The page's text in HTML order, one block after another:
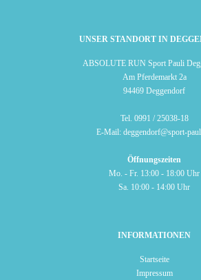
UNSER STANDORT IN
ABSOLUTE RUN Sport Pauli
Am Pferdemarkt 2a
94469 Deggendorf
Tel. 0991 / 25038-18
E-Mail: deggendorf@sport-
Öffnungszeiten
Mo. - Fr. 13:00 - 18:00 Uhr
Sa. 10:00 - 14:00 Uhr
INFORMATIONEN
Startseite
Impressum